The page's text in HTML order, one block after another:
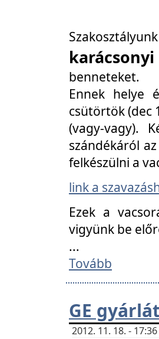
benneteket.
Ennek helye
csütörtök (dec
(vagy-vagy).
szándékáról
felkészülni a
link a
Ezek a
vigyünk be
...
Tovább
GE
2012. 11. 18. -